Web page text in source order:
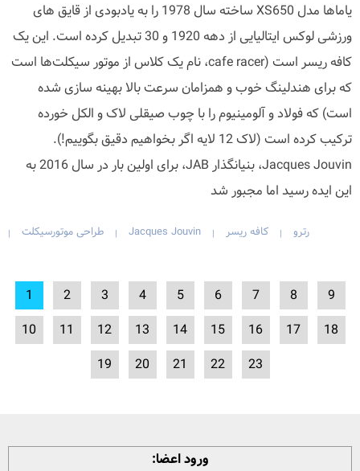
یاماها مدل XS650 ساخته سال 1978 را به یادبودی از قایق های
ورزشی لوکس ایتالیایی از دهه 1920 و 30 تبدیل کرده است. این یک
کافه ریسر است (cafe racer، نام یک کلاس از موتور سیکلت‌ها است
که برای هندلینگ خوب و همزامان سرعت بالا بهینه سازی شده
است) که فولاد و آلومینیوم را با چوب صیقلی لاک و الکل خورده
ترکیب کرده است (لاک 12 لایه اگر بخواهیم دقیق بگوییم!).
Jacques Jouvin، بنیانگذار JAB، برای اولین بار در سال 2016 به
این ایده رسید اما مجبور شد
رترو | کافه ریسر |
Jacques Jouvin
| طراحی موتورسیکلت |
1 2 3 4 5 6 7 8
9
10
11 12 13 14 15 16 17
18
19
20 21 22 23
ورود اعضا: